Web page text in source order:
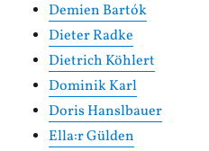
Demien Bartók
Dieter Radke
Dietrich Köhlert
Dominik Karl
Doris Hanslbauer
Ella:r Gülden